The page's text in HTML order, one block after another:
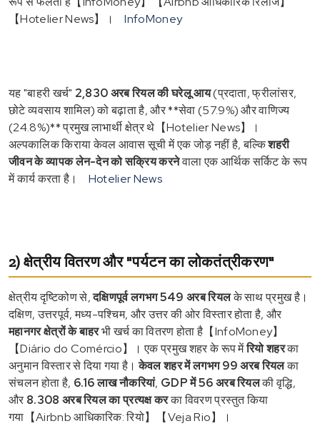
【Hotelier News】।
InfoMoney
यह "बाहरी खर्च" 2,830 अरब रियल की घरेलू आय(प्रदाता, फ्रीलांसर,
छोटे व्यवसाय शामिल) को बढ़ाता है, और **सेवा (57.9%) और वाणिज्य
(24.8%)** प्रमुख लाभार्थी क्षेत्र थे【Hotelier News】।
अल्पकालिक किराया केवल आवास सूची में एक जोड़ नहीं है, बल्किशहरी
जीवन के व्यापक लेन-देन को सक्रिय करनेवाला एक आर्थिक सर्किट के रूप
में कार्य करता है।
Hotelier News
2) क्षेत्रीय वितरण और "पर्यटन का लोकतंत्रीकरण"
क्षेत्रीय दृष्टिकोण से,दक्षिणपूर्व लगभग 549 अरब रियलके साथ प्रमुख है।
दक्षिण, उत्तरपूर्व, मध्य-पश्चिम, और उत्तर की ओर विस्तार होता है, और
महानगर क्षेत्रों के बाहरभी खर्च का वितरण होता है【InfoMoney】
【Diário do Comércio】। एक प्रमुख शहर के रूप मेंरियो शहरका
अनुमान विस्तार से दिया गया है।केवल शहर में लगभग 99 अरब रियलका
संचलन होता है, 6.16 लाख नौकरियां, GDP में 56 अरब रियलकी वृद्धि,
और 8.308 अरब रियल का प्रत्यक्ष करका विवरण प्रस्तुत किया
गया【Airbnb आधिकारिक: रियो】【Veja Rio】।